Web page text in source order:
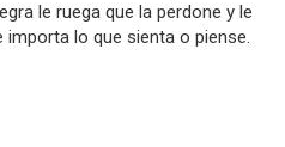
le ruega que la perdone y le
lo que sienta o piense.